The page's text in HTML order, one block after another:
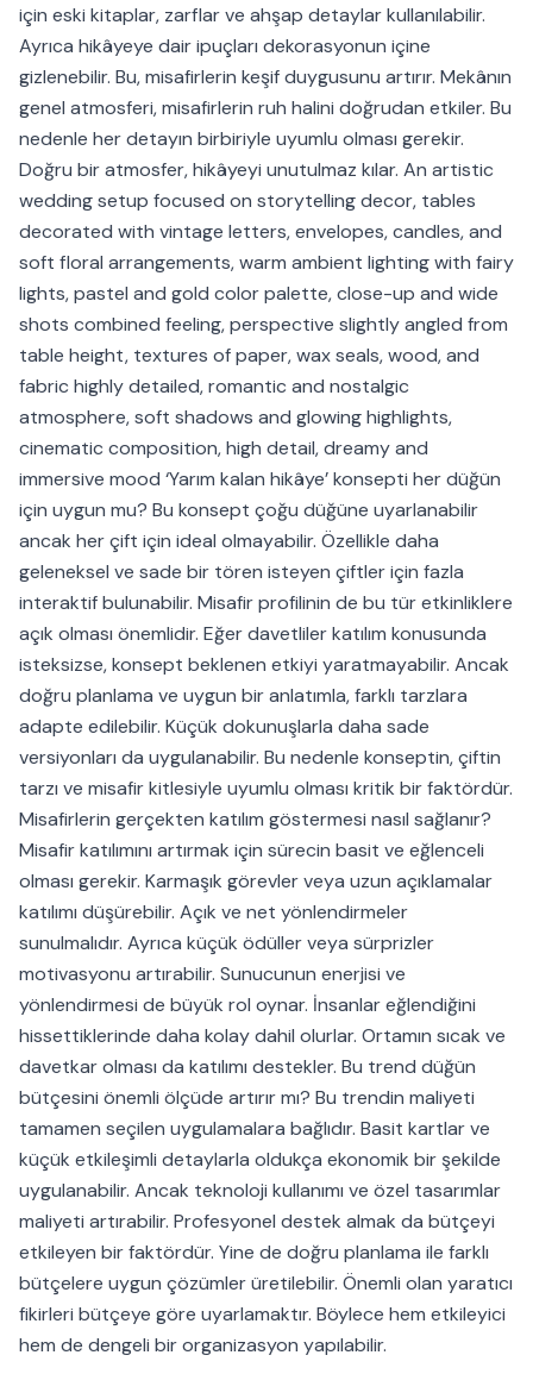
için eski kitaplar, zarflar ve ahşap detaylar kullanılabilir.
Ayrıca hikâyeye dair ipuçları dekorasyonun içine
gizlenebilir. Bu, misafirlerin keşif duygusunu artırır. Mekânın
genel atmosferi, misafirlerin ruh halini doğrudan etkiler. Bu
nedenle her detayın birbiriyle uyumlu olması gerekir.
Doğru bir atmosfer, hikâyeyi unutulmaz kılar. An artistic
wedding setup focused on storytelling decor, tables
decorated with vintage letters, envelopes, candles, and
soft floral arrangements, warm ambient lighting with fairy
lights, pastel and gold color palette, close-up and wide
shots combined feeling, perspective slightly angled from
table height, textures of paper, wax seals, wood, and
fabric highly detailed, romantic and nostalgic
atmosphere, soft shadows and glowing highlights,
cinematic composition, high detail, dreamy and
immersive mood ‘Yarım kalan hikâye’ konsepti her düğün
için uygun mu? Bu konsept çoğu düğüne uyarlanabilir
ancak her çift için ideal olmayabilir. Özellikle daha
geleneksel ve sade bir tören isteyen çiftler için fazla
interaktif bulunabilir. Misafir profilinin de bu tür etkinliklere
açık olması önemlidir. Eğer davetliler katılım konusunda
isteksizse, konsept beklenen etkiyi yaratmayabilir. Ancak
doğru planlama ve uygun bir anlatımla, farklı tarzlara
adapte edilebilir. Küçük dokunuşlarla daha sade
versiyonları da uygulanabilir. Bu nedenle konseptin, çiftin
tarzı ve misafir kitlesiyle uyumlu olması kritik bir faktördür.
Misafirlerin gerçekten katılım göstermesi nasıl sağlanır?
Misafir katılımını artırmak için sürecin basit ve eğlenceli
olması gerekir. Karmaşık görevler veya uzun açıklamalar
katılımı düşürebilir. Açık ve net yönlendirmeler
sunulmalıdır. Ayrıca küçük ödüller veya sürprizler
motivasyonu artırabilir. Sunucunun enerjisi ve
yönlendirmesi de büyük rol oynar. İnsanlar eğlendiğini
hissettiklerinde daha kolay dahil olurlar. Ortamın sıcak ve
davetkar olması da katılımı destekler. Bu trend düğün
bütçesini önemli ölçüde artırır mı? Bu trendin maliyeti
tamamen seçilen uygulamalara bağlıdır. Basit kartlar ve
küçük etkileşimli detaylarla oldukça ekonomik bir şekilde
uygulanabilir. Ancak teknoloji kullanımı ve özel tasarımlar
maliyeti artırabilir. Profesyonel destek almak da bütçeyi
etkileyen bir faktördür. Yine de doğru planlama ile farklı
bütçelere uygun çözümler üretilebilir. Önemli olan yaratıcı
fikirleri bütçeye göre uyarlamaktır. Böylece hem etkileyici
hem de dengeli bir organizasyon yapılabilir.